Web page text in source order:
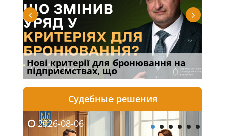
Нові критерії для бронювання на
підприємствах, що
Судебные решения
2026-08-06